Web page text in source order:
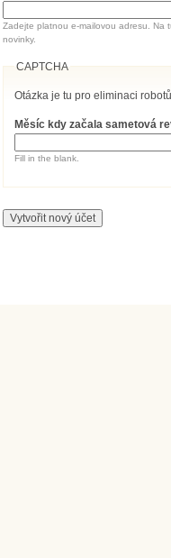
Zadejte platnou e-mailovou adresu. Na
novinky.
CAPTCHA
Otázka je tu pro eliminaci robotů.
Měsíc kdy začala sametová
Fill in the blank.